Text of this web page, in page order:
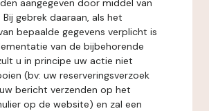
aangegeven door middel van
Bij gebrek daaraan, als het
bepaalde gegevens verplicht is
van de bijbehorende
u in principe uw actie niet
(bv: uw reserveringsverzoek
bericht verzenden op het
op de website) en zal een